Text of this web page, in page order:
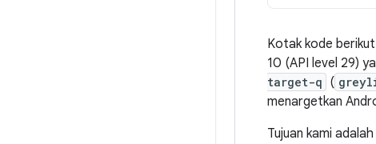
Kotak kode
10 (API level 29)
target-q (
menargetkan
Tujuan kami